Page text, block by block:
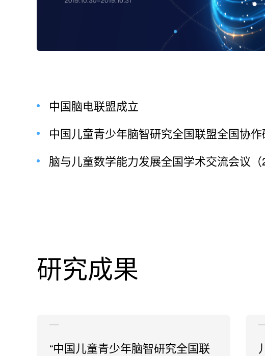
中国脑电联盟成立
中国儿童青少年脑智研究全国联盟全国协
脑与儿童数学能力发展全国学术交流会议
研究成果
“中国儿童青少年脑智研究全国联